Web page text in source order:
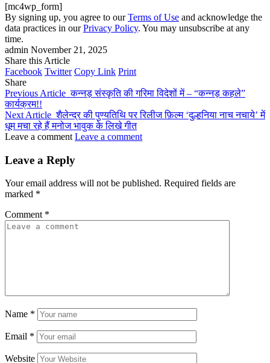
[mc4wp_form]
By signing up, you agree to ourTerms of Use and acknowledge the
data practices in ourPrivacy Policy. You may unsubscribe at any
time.
admin November 21, 2025
Share this Article
Facebook Twitter Copy Link Print
Share
Previous Article कन्नड़ संस्कृति की गरिमा विदेशों में – “कन्नड़ कहले”
कार्यक्रम!!
Next Article शैलेन्द्र की पुण्यतिथि पर रिलीज फ़िल्म ‘दुल्हनिया नाच नचाये’ में
धूम मचा रहे हैं मनोज भावुक के लिखे गीत
Leave a comment Leave a comment
Leave a Reply
Your email address will not be published. Required fields are
marked *
Comment *
Name *
Email *
Website